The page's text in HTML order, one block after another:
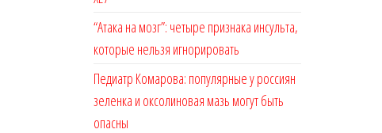
“Атака на мозг”: четыре признака инсульта,
которые нельзя игнорировать
Педиатр Комарова: популярные у россиян
зеленка и оксолиновая мазь могут быть
опасны